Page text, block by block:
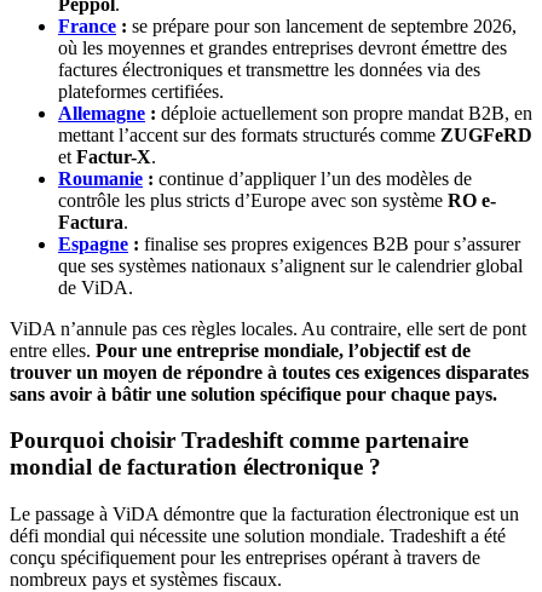
France : se prépare pour son lancement de septembre 2026,
où les moyennes et grandes entreprises devront émettre des
factures électroniques et transmettre les données via des
plateformes certifiées.
Allemagne : déploie actuellement son propre mandat B2B, en
mettant l’accent sur des formats structurés comme ZUGFeRD
et Factur-X.
Roumanie : continue d’appliquer l’un des modèles de
contrôle les plus stricts d’Europe avec son système RO e-
Factura.
Espagne : finalise ses propres exigences B2B pour s’assurer
que ses systèmes nationaux s’alignent sur le calendrier global
de ViDA.
ViDA n’annule pas ces règles locales. Au contraire, elle sert de pont
entre elles. Pour une entreprise mondiale, l’objectif est de
trouver un moyen de répondre à toutes ces exigences disparates
sans avoir à bâtir une solution spécifique pour chaque pays.
Pourquoi choisir Tradeshift comme partenaire
mondial de facturation électronique ?
Le passage à ViDA démontre que la facturation électronique est un
défi mondial qui nécessite une solution mondiale. Tradeshift a été
conçu spécifiquement pour les entreprises opérant à travers de
nombreux pays et systèmes fiscaux.